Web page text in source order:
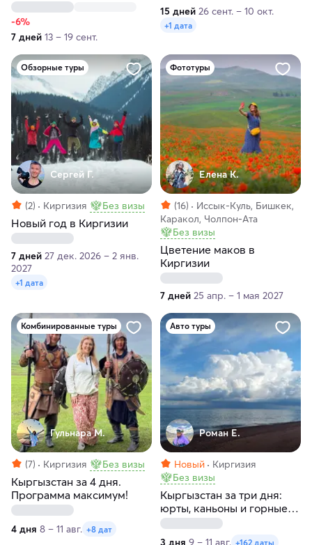
-6%
7 дней 13 – 19 сент.
15 дней 26 сент. – 10 окт.
+1 дата
Обзорные туры
Сергей Г.
(2) Киргизия Без визы
Новый год в Киргизии
7 дней 27 дек. 2026 – 2 янв.
2027
+1 дата
Фототуры
Елена К.
(16)
Иссык-Куль, Бишкек,
Каракол, Чолпон-Ата
Без визы
Цветение маков в
Киргизии
7 дней 25 апр. – 1 мая 2027
Комбинированные туры
Гульнара М.
(7) Киргизия Без визы
Кыргызстан за 4 дня.
Программа максимум!
4 дня 8 – 11 авг. +8 дат
Авто туры
Роман Е.
Новый
Киргизия
Без визы
Кыргызстан за три дня:
юрты, каньоны и горные
ущелья
3 дня 9 – 11 авг. +162 даты